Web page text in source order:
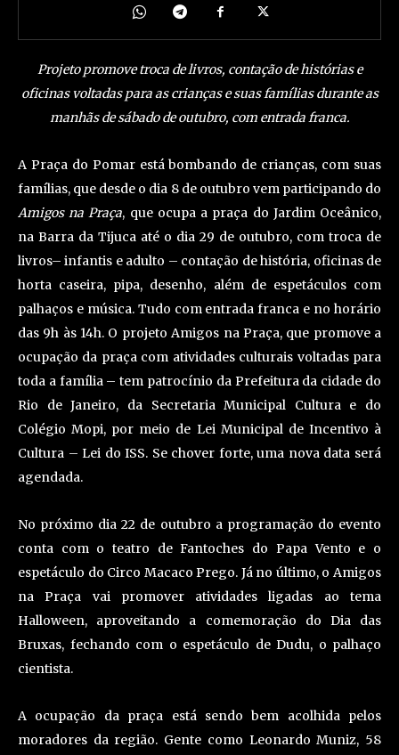
Projeto promove troca de livros, contação de histórias e
oficinas voltadas para as crianças e suas famílias durante as
manhãs de sábado de outubro, com entrada franca.
A Praça do Pomar está bombando de crianças, com suas
famílias, que desde o dia 8 de outubro vem participando do
Amigos na Praça, que ocupa a praça do Jardim Oceânico,
na Barra da Tijuca até o dia 29 de outubro, com troca de
livros– infantis e adulto – contação de história, oficinas de
horta caseira, pipa, desenho, além de espetáculos com
palhaços e música. Tudo com entrada franca e no horário
das 9h às 14h. O projeto Amigos na Praça, que promove a
ocupação da praça com atividades culturais voltadas para
toda a família – tem patrocínio da Prefeitura da cidade do
Rio de Janeiro, da Secretaria Municipal Cultura e do
Colégio Mopi, por meio de Lei Municipal de Incentivo à
Cultura – Lei do ISS. Se chover forte, uma nova data será
agendada.
No próximo dia 22 de outubro a programação do evento
conta com o teatro de Fantoches do Papa Vento e o
espetáculo do Circo Macaco Prego. Já no último, o Amigos
na Praça vai promover atividades ligadas ao tema
Halloween, aproveitando a comemoração do Dia das
Bruxas, fechando com o espetáculo de Dudu, o palhaço
cientista.
A ocupação da praça está sendo bem acolhida pelos
moradores da região. Gente como Leonardo Muniz, 58